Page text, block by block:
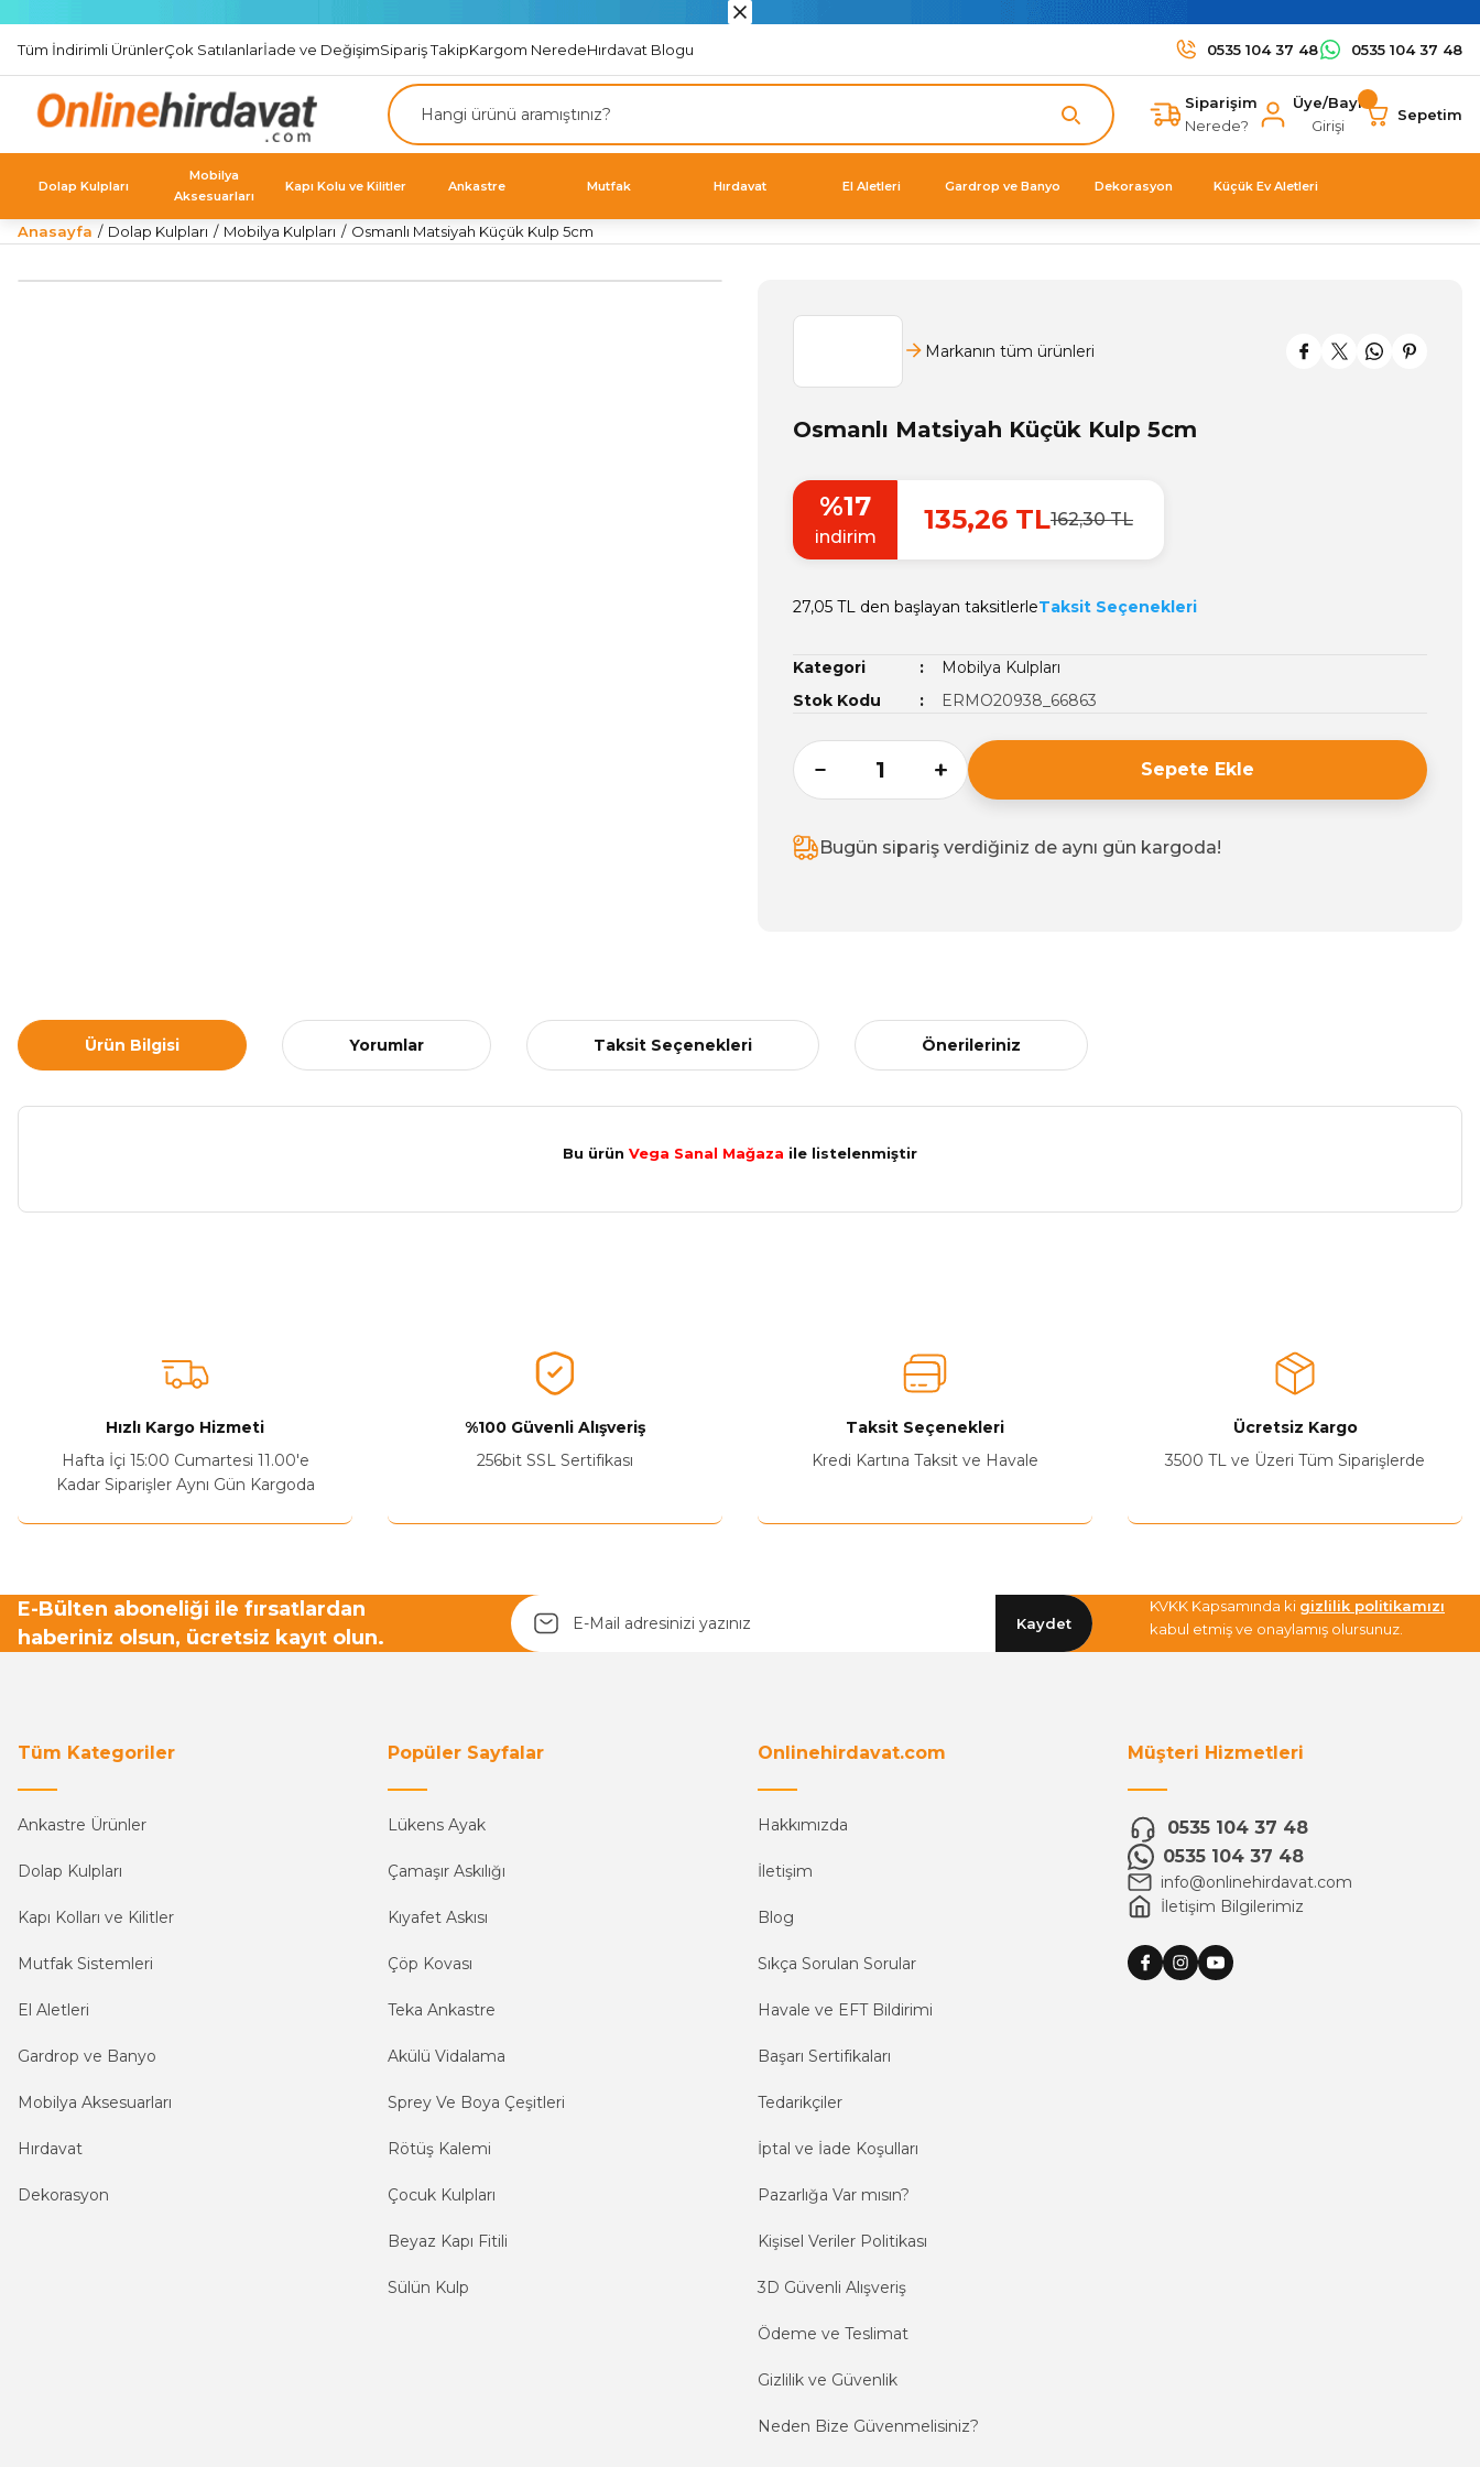
Tüm İndirimli ÜrünlerÇok Satılanlarİade ve DeğişimSipariş TakipKargom NeredeHırdavat Blogu 0535 104 37 48 0535 104 37 48
Siparişim
Nerede?
Üye/Bayi
Girişi
Sepetim
Dolap Kulpları
Mobilya
Aksesuarları
Kapı Kolu ve Kilitler Ankastre Mutfak Hırdavat El Aletleri Gardrop ve Banyo Dekorasyon Küçük Ev Aletleri
Anasayfa Dolap Kulpları Mobilya Kulpları Osmanlı Matsiyah Küçük Kulp 5cm
Markanın tüm ürünleri
Osmanlı Matsiyah Küçük Kulp 5cm
%17
indirim
135,26 TL162,30 TL
27,05 TL den başlayan taksitlerleTaksit Seçenekleri
Kategori
Mobilya Kulpları
Stok Kodu
ERMO20938_66863
Sepete Ekle
Bugün sipariş verdiğiniz de aynı gün kargoda!
Ürün Bilgisi Yorumlar Taksit Seçenekleri Önerileriniz
Bu ürün Vega Sanal Mağaza ile listelenmiştir
Ürün açıklamasında eksik bilgiler bulunuyor.
Bu ürüne benzer farklı alternatifler olmalı.
Yetkiliye Gönder
Hızlı Kargo Hizmeti
Hafta İçi 15:00 Cumartesi 11.00'e
Kadar Siparişler Aynı Gün Kargoda
%100 Güvenli Alışveriş
256bit SSL Sertifikası
Taksit Seçenekleri
Kredi Kartına Taksit ve Havale
Ücretsiz Kargo
3500 TL ve Üzeri Tüm Siparişlerde
E-Bülten aboneliği ile fırsatlardan
haberiniz olsun, ücretsiz kayıt olun.
Kaydet
KVKK Kapsamında ki gizlilik politikamızı
kabul etmiş ve onaylamış olursunuz.
Tüm Kategoriler
Ankastre Ürünler
Dolap Kulpları
Kapı Kolları ve Kilitler
Mutfak Sistemleri
El Aletleri
Gardrop ve Banyo
Mobilya Aksesuarları
Hırdavat
Dekorasyon
Popüler Sayfalar
Lükens Ayak
Çamaşır Askılığı
Kıyafet Askısı
Çöp Kovası
Teka Ankastre
Akülü Vidalama
Sprey Ve Boya Çeşitleri
Rötüş Kalemi
Çocuk Kulpları
Beyaz Kapı Fitili
Sülün Kulp
Onlinehirdavat.com
Hakkımızda
İletişim
Blog
Sıkça Sorulan Sorular
Havale ve EFT Bildirimi
Başarı Sertifikaları
Tedarikçiler
İptal ve İade Koşulları
Pazarlığa Var mısın?
Kişisel Veriler Politikası
3D Güvenli Alışveriş
Ödeme ve Teslimat
Gizlilik ve Güvenlik
Neden Bize Güvenmelisiniz?
Müşteri Hizmetleri
0535 104 37 48
0535 104 37 48
info@onlinehirdavat.com
İletişim Bilgilerimiz